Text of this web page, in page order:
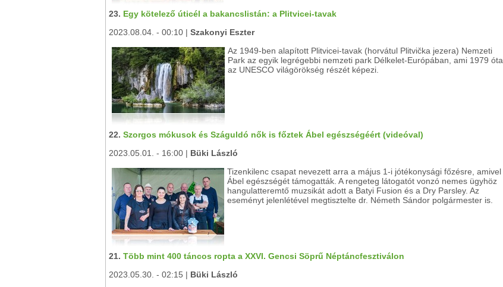
23. Egy kötelező úticél a bakancslistán: a Plitvicei-tavak
2023.08.04. - 00:10 | Szakonyi Eszter
Az 1949-ben alapított Plitvicei-tavak (horvátul Plitvička jezera) Nemzeti
Park az egyik legrégebbi nemzeti park Délkelet-Európában, ami 1979 óta
az UNESCO világörökség részét képezi.
22. Szorgos mókusok és Száguldó nők is főztek Ábel egészségéért (videóval)
2023.05.01. - 16:00 | Büki László
Tizenkilenc csapat nevezett arra a május 1-i jótékonysági főzésre, amivel
Ábel egészségét támogatták. A rengeteg látogatót vonzó nemes ügyhöz
hangulatteremtő muzsikát adott a Batyi Fusion és a Dry Parsley. Az
eseményt jelenlétével megtisztelte dr. Németh Sándor polgármester is.
21. Több mint 400 táncos ropta a XXVI. Gencsi Söprű Néptáncfesztiválon
2023.05.30. - 02:15 | Büki László